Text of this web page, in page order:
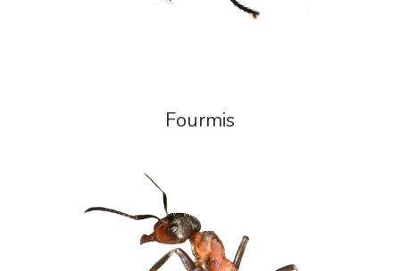
Fourmis